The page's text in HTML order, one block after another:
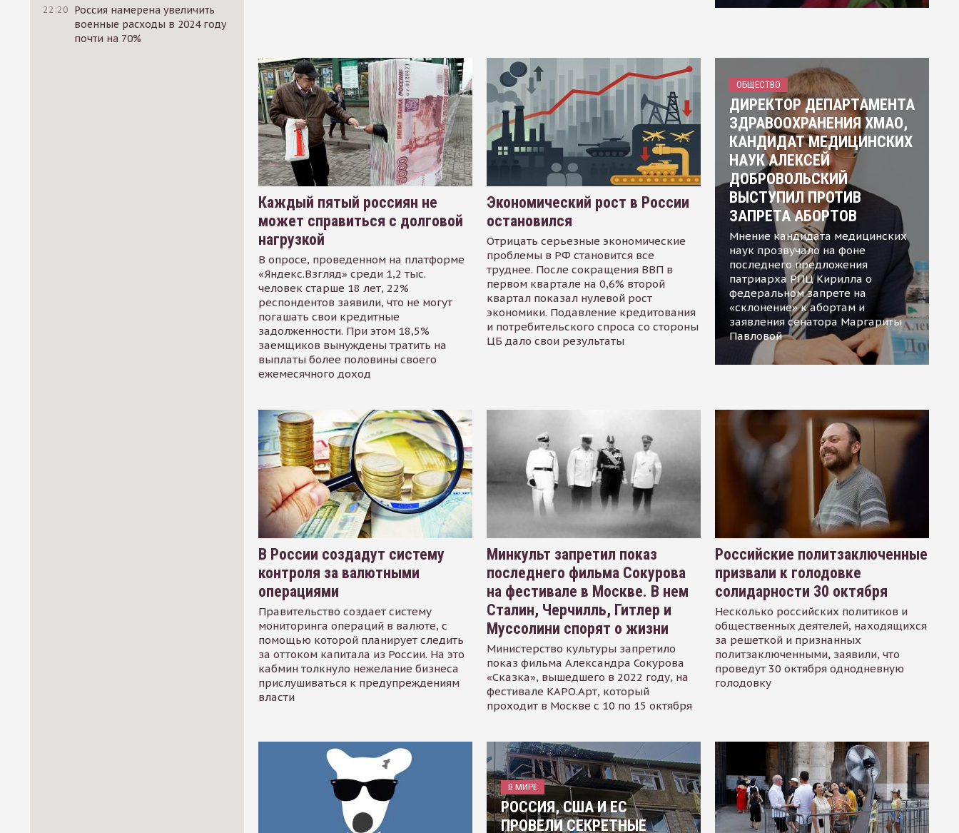
22:20 Россия намерена увеличить
военные расходы в 2024 году
почти на 70%
Каждый пятый россиян не
может справиться с долговой
нагрузкой
В опросе, проведенном на платформе
«Яндекс.Взгляд» среди 1,2 тыс.
человек старше 18 лет, 22%
респондентов заявили, что не могут
погашать свои кредитные
задолженности. При этом 18,5%
заемщиков вынуждены тратить на
выплаты более половины своего
ежемесячного доход
Экономический рост в России
остановился
Отрицать серьезные экономические
проблемы в РФ становится все
труднее. После сокращения ВВП в
первом квартале на 0,6% второй
квартал показал нулевой рост
экономики. Подавление кредитования
и потребительского спроса со стороны
ЦБ дало свои результаты
ОБЩЕСТВО
ДИРЕКТОР ДЕПАРТАМЕНТА
ЗДРАВООХРАНЕНИЯ ХМАО,
КАНДИДАТ МЕДИЦИНСКИХ
НАУК АЛЕКСЕЙ
ДОБРОВОЛЬСКИЙ
ВЫСТУПИЛ ПРОТИВ
ЗАПРЕТА АБОРТОВ
Мнение кандидата медицинских
наук прозвучало на фоне
последнего предложения
патриарха РПЦ Кирилла о
федеральном запрете на
«склонение» к абортам и
заявления сенатора Маргариты
Павловой
В России создадут систему
контроля за валютными
операциями
Правительство создает систему
мониторинга операций в валюте, с
помощью которой планирует следить
за оттоком капитала из России. На это
кабмин толкнуло нежелание бизнеса
прислушиваться к предупреждениям
власти
Минкульт запретил показ
последнего фильма Сокурова
на фестивале в Москве. В нем
Сталин, Черчилль, Гитлер и
Муссолини спорят о жизни
Министерство культуры запретило
показ фильма Александра Сокурова
«Сказка», вышедшего в 2022 году, на
фестивале КАРО.Арт, который
проходит в Москве с 10 по 15 октября
Российские политзаключенные
призвали к голодовке
солидарности 30 октября
Несколько российских политиков и
общественных деятелей, находящихся
за решеткой и признанных
политзаключенными, заявили, что
проведут 30 октября однодневную
голодовку
В МИРЕ
РОССИЯ, США И ЕС
ПРОВЕЛИ СЕКРЕТНЫЕ